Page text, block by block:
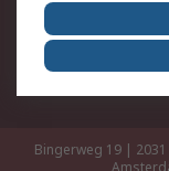
RS Group
RS wereldwijd
ESG
Bingerweg 19 | 2031